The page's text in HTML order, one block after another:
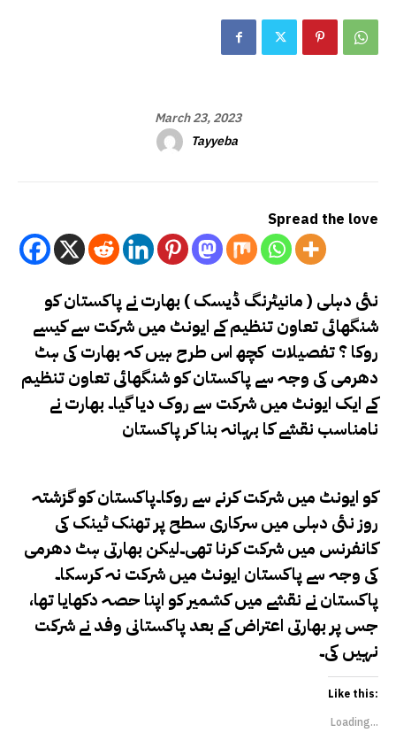
March 23, 2023
Tayyeba
Spread the love
شنگھائی تعاون تنظیم کے ایونٹ میں شرکت سے کیسے
روکا ؟ تفصیلات کچھ اس طرح ہیں کہ بھارت کی ہٹ
دھرمی کی وجہ سے پاکستان کو شنگھائی تعاون تنظیم
کے ایک ایونٹ میں شرکت سے روک دیا گیا۔ بھارت نے
نامناسب نقشے کا بہانہ بنا کر پاکستان
کو ایونٹ میں شرکت کرنے سے روکا۔پاکستان کو گزشتہ
روز نئی دہلی میں سرکاری سطح پر تھنک ٹینک کی
کانفرنس میں شرکت کرنا تھی۔لیکن بھارتی ہٹ دھرمی
کی وجہ سے پاکستان ایونٹ میں شرکت نہ کرسکا۔
پاکستان نے نقشے میں کشمیر کو اپنا حصہ دکھایا تھا،
جس پر بھارتی اعتراض کے بعد پاکستانی وفد نے شرکت
نہیں کی۔
Like this:
Loading...